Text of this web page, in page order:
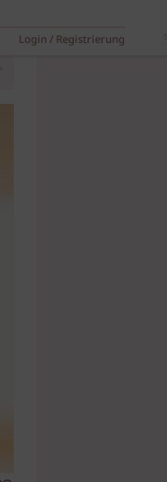
Login / Registrierung